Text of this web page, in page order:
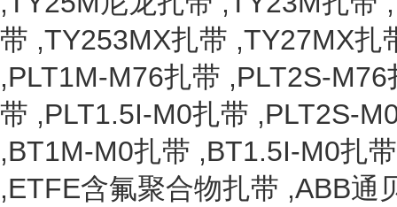
带 ,TY253MX扎带 ,TY27MX扎
,PLT1M-M76扎带 ,PLT2S-M76
带 ,PLT1.5I-M0扎带 ,PLT2S-
,BT1M-M0扎带 ,BT1.5I-M0扎带
,ETFE含氟聚合物扎带 ,ABB通